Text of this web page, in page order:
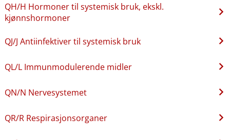
QH​/​H Hormoner til systemisk bruk, ekskl.
kjønnshormoner
QJ​/​J Antiinfektiver til systemisk bruk
QL​/​L Immunmodulerende midler
QN​/​N Nervesystemet
QR​/​R Respirasjonsorganer